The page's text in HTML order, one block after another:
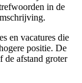
in de
en vacatures die
positie. De
de afstand groter